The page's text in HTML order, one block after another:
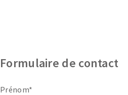
Formulaire de contact
Prénom*